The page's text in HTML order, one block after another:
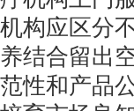
机构应区分
养结合留出
范性和产品